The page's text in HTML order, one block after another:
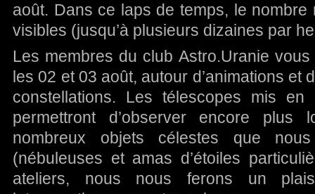
août. Dans ce laps de temps, le nombre
visibles (jusqu’à plusieurs dizaines par
Les membres du club Astro.Uranie
les 02 et 03 août, autour d’animations et
constellations. Les télescopes mis
permettront d’observer encore
nombreux objets célestes que
(nébuleuses et amas d’étoiles
ateliers, nous nous ferons un